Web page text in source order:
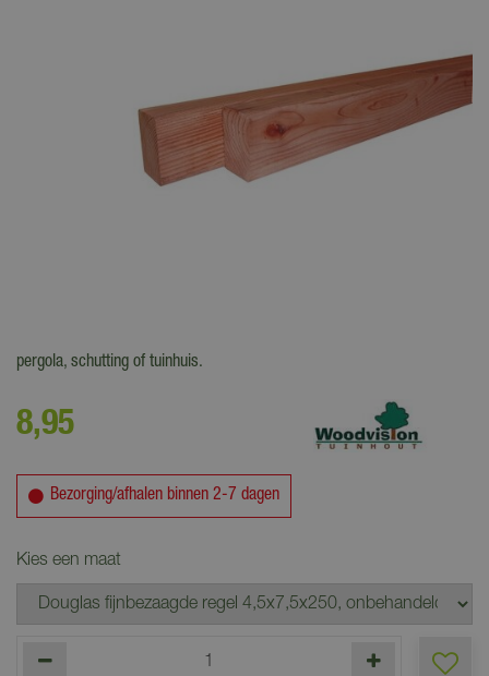
pergola, schutting of tuinhuis.
8,95
Bezorging/afhalen binnen 2-7 dagen
Kies een maat